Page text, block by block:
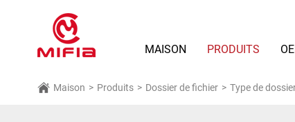
MAISON PRODUITS
Maison > Produits > Dossier de fichier > Type de